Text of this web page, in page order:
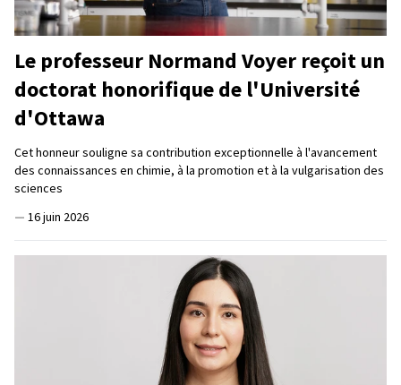
Le professeur Normand Voyer reçoit un
doctorat honorifique de l'Université
d'Ottawa
Cet honneur souligne sa contribution exceptionnelle à l'avancement
des connaissances en chimie, à la promotion et à la vulgarisation des
sciences
— 16 juin 2026